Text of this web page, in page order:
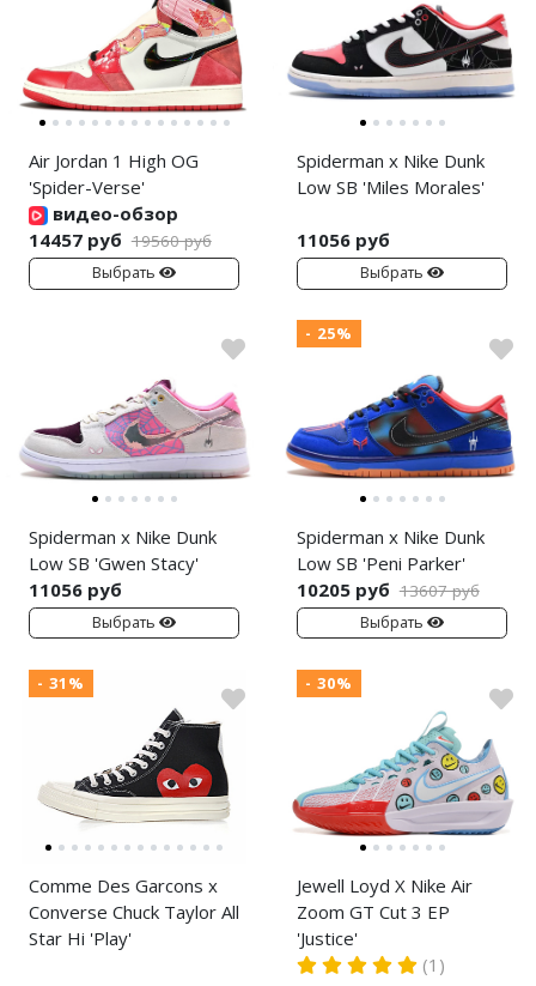
Air Jordan 1 High OG
'Spider-Verse'
видео-обзор
14457 руб 19560 руб
Выбрать
Spiderman x Nike Dunk
Low SB 'Miles Morales'
11056 руб
Выбрать
Spiderman x Nike Dunk
Low SB 'Gwen Stacy'
11056 руб
Выбрать
- 25%
Spiderman x Nike Dunk
Low SB 'Peni Parker'
10205 руб 13607 руб
Выбрать
- 31%
Comme Des Garcons x
Converse Chuck Taylor All
Star Hi 'Play'
- 30%
Jewell Loyd X Nike Air
Zoom GT Cut 3 EP
'Justice'
(1)